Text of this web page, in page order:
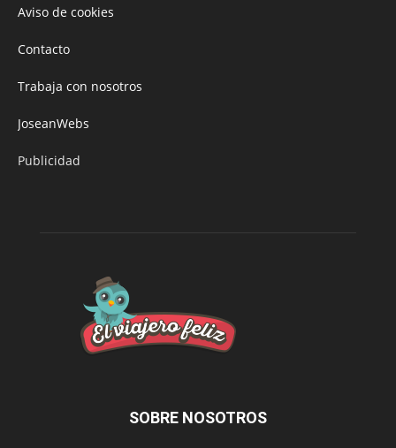
Aviso de cookies
Contacto
Trabaja con nosotros
JoseanWebs
Publicidad
SOBRE NOSOTROS